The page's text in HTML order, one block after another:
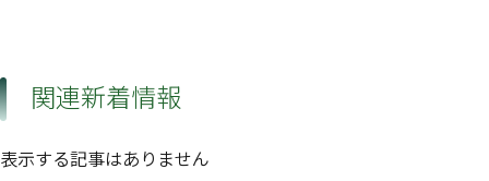
関連新着情報
表示する記事はありません